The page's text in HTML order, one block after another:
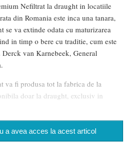
Nefiltrat la draught in locatiile
din Romania este inca una tanara,
se va extinde odata cu maturizarea
in timp o bere cu traditie, cum este
van Karnebeek, General
va fi produsa tot la fabrica de la
doar la draught, exclusiv in
a avea acces la acest articol